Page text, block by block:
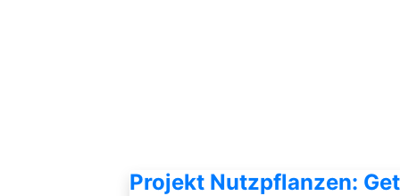
Projekt Nutzpflanzen: